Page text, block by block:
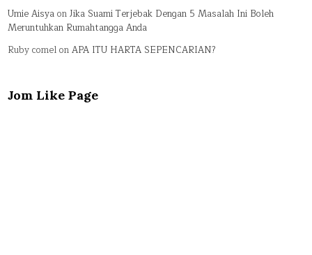
Umie AisyaonJika Suami Terjebak Dengan 5 Masalah Ini Boleh
Meruntuhkan Rumahtangga Anda
Ruby comelonAPA ITU HARTA SEPENCARIAN?
Jom Like Page